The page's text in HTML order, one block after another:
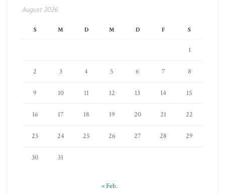
August 2026
S M D M D F S
1
2 3 4 5 6 7 8
9 10 11 12 13 14 15
16 17 18 19 20 21 22
23 24 25 26 27 28 29
30 31
« Feb.